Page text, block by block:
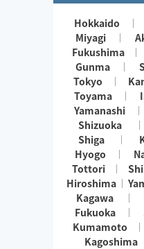
Hokkaido
Miyagi
Fukushima
Gunma
Tokyo
Toyama
Yamanashi
Shizuoka
Shiga
Hyogo
Tottori
Hiroshima
Kagawa
Fukuoka
Kumamoto
Kagoshima